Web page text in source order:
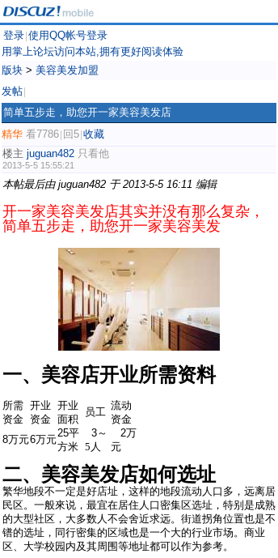
登录 使用QQ帐号登录
用掌上论坛访问本站,拥有更好阅读体验
版块 > 美容美发加盟
发帖
简单五步走，助您开一家美容美发店
精华 看7786 回5 收藏
楼主 juguan482 只看他
2013-5-5 15:55:21
本帖最后由 juguan482 于 2013-5-5 16:11 编辑
开一家美容美发店其实并没有那么复杂，
简单五步走，助您开一家美容美发
一、美容店开业所需资料
所需
资金
开业
资金
开业
面积
员工
流动
资金
8万元6万元
25平
方米
3～
5 人
2万
元
二、美容美发店如何选址
繁华地段不一定是好店址，这样的地段流动人口多，远离居
民区。一般來说，最宜在居住人口密集区选址，特别是成熟
的大型社区，大多数人不会舍近求远。街道拐角位置也是不
镨的选址，同行密集的区域也是一个大的行业市场。商业
区、大学校园内及其周围等地址都可以作为参考。